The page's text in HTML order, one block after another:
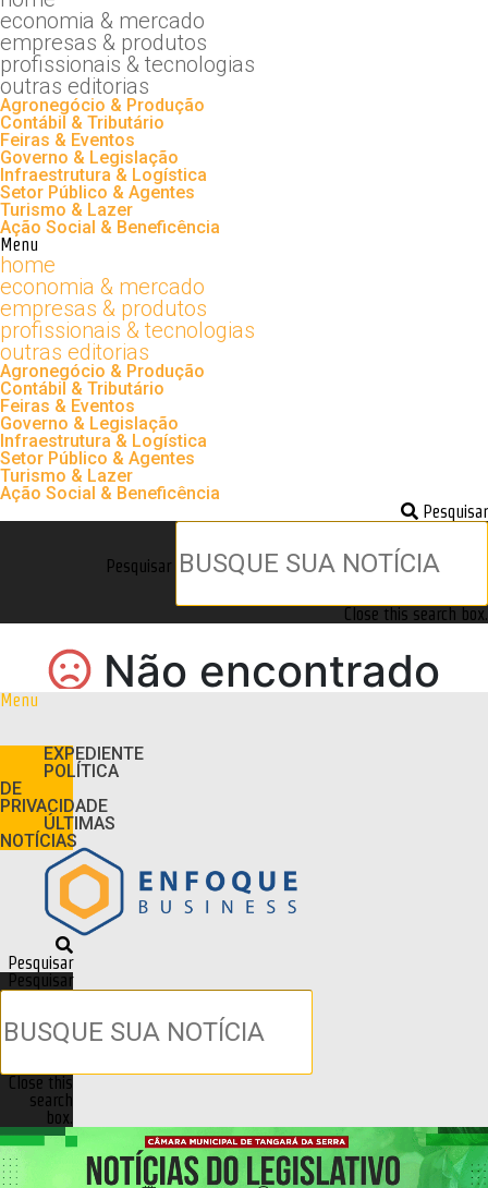
economia & mercado
empresas & produtos
profissionais & tecnologias
outras editorias
Agronegócio & Produção
Contábil & Tributário
Feiras & Eventos
Governo & Legislação
Infraestrutura & Logística
Setor Público & Agentes
Turismo & Lazer
Ação Social & Beneficência
Menu
home
economia & mercado
empresas & produtos
profissionais & tecnologias
outras editorias
Agronegócio & Produção
Contábil & Tributário
Feiras & Eventos
Governo & Legislação
Infraestrutura & Logística
Setor Público & Agentes
Turismo & Lazer
Ação Social & Beneficência
Pesquisar
Pesquisar
Close this search box.
Menu
EXPEDIENTE
POLÍTICA
DE
PRIVACIDADE
ÚLTIMAS
NOTÍCIAS
Pesquisar
Pesquisar
Close this
search
box.